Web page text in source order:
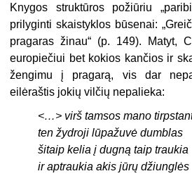
Knygos struktūros požiūriu
prilyginti skaistyklos būsenai:
pragaras žinau“ (p. 149). Matyt,
europiečiui bet kokios kančios ir
žengimu į pragarą, vis dar
eilėraštis jokių vilčių nepalieka:
<…> virš tamsos mano
ten žydroji lūpažuvė dumblas
šitaip kelia į dugną taip traukia
ir aptraukia akis jūrų džiunglės